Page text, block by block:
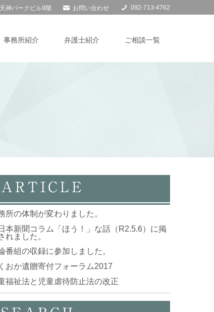
神パークビル9階 お問い合わせ 092-713-4762
事務所紹介 弁護士紹介 ご相談一覧
ARTICLE
所の体制が変わりました。
本新聞コラム「ほう！」な話（R2.5.6）に掲
れました。
番組の収録に参加しました。
おか遺贈寄付フォーラム2017
福祉法と児童虐待防止法の改正